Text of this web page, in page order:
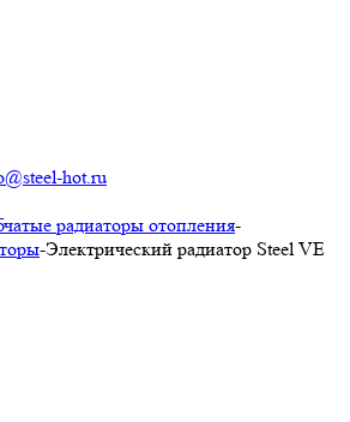
hot.ru
радиаторы отопления-
-Электрический радиатор Steel VE